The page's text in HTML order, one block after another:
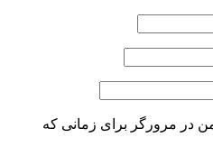
در مرورگر برای زمانی که